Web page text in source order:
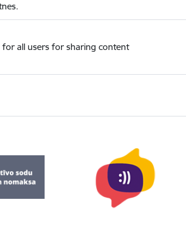
for all users for sharing content